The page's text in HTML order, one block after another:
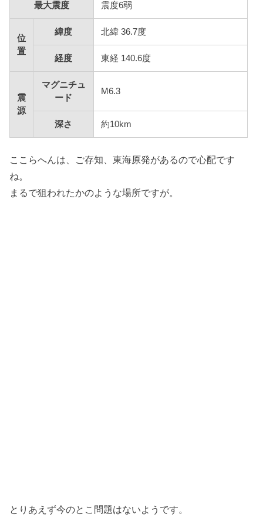
最大震度 震度6弱
位
置
緯度 北緯 36.7度
経度 東経 140.6度
震
源
マグニチュ
ード
M6.3
深さ 約10km
ここらへんは、ご存知、東海原発があるので心配です
ね。
まるで狙われたかのような場所ですが。
とりあえず今のとこ問題はないようです。